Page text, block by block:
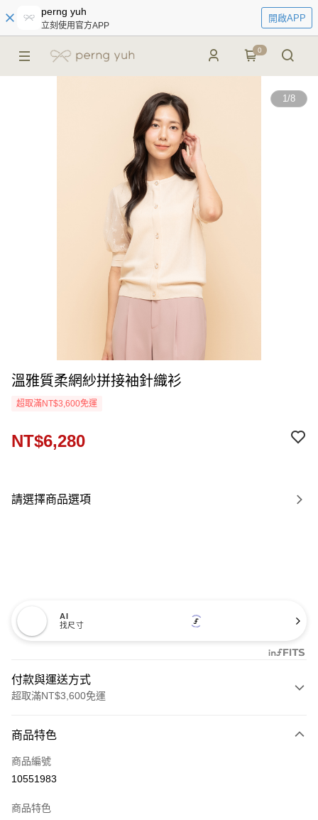
perng yuh
立刻使用官方APP
開啟APP
0
1/8
溫雅質柔網紗拼接袖針織衫
超取滿NT$3,600免運
NT$6,280
請選擇商品選項
AI
找尺寸
付款與運送方式
超取滿NT$3,600免運
信用卡一次付款
信用卡分期付款
合作金庫商業銀行
商品特色
商品編號
10551983
商品特色